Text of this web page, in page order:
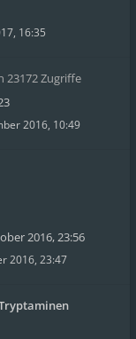
16:35
23172 Zugriffe
2016, 10:49
2016, 23:56
2016, 23:47